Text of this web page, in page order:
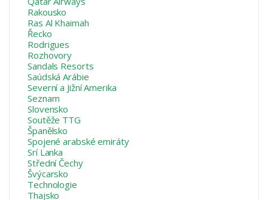
Rakousko
Ras Al Khaimah
Řecko
Rodrigues
Rozhovory
Sandals Resorts
Saúdská Arábie
Severní a Jižní Amerika
Seznam
Slovensko
Soutěže TTG
Španělsko
Spojené arabské emiráty
Srí Lanka
Střední Čechy
Švýcarsko
Technologie
Thajsko